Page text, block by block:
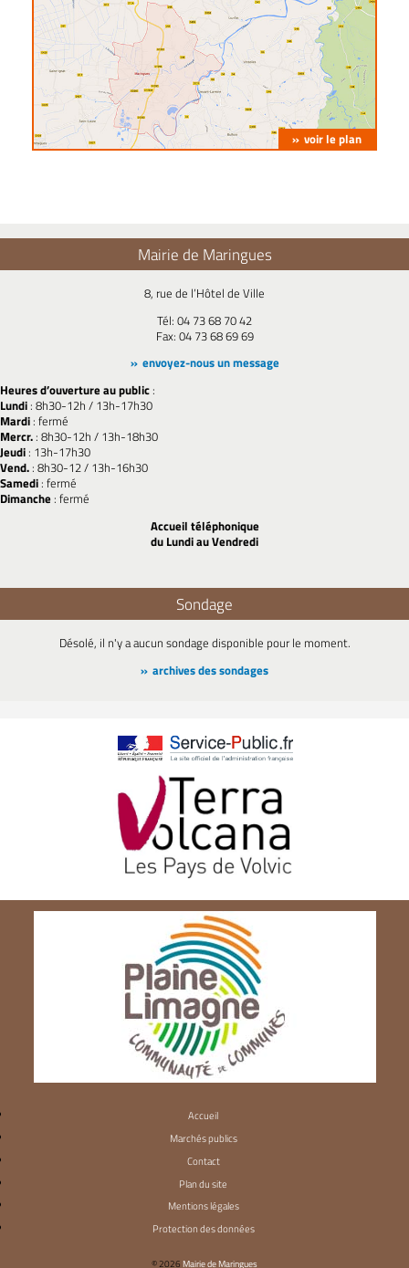
voir le plan
Mairie de Maringues
8, rue de l’Hôtel de Ville
Tél: 04 73 68 70 42
Fax: 04 73 68 69 69
envoyez-nous un message
Heures d’ouverture au public :
Lundi : 8h30-12h / 13h-17h30
Mardi : fermé
Mercr. : 8h30-12h / 13h-18h30
Jeudi : 13h-17h30
Vend. : 8h30-12 / 13h-16h30
Samedi : fermé
Dimanche : fermé
Accueil téléphonique
du Lundi au Vendredi
Sondage
Désolé, il n'y a aucun sondage disponible pour le moment.
archives des sondages
Accueil
Marchés publics
Contact
Plan du site
Mentions légales
Protection des données
© 2026Mairie de Maringues